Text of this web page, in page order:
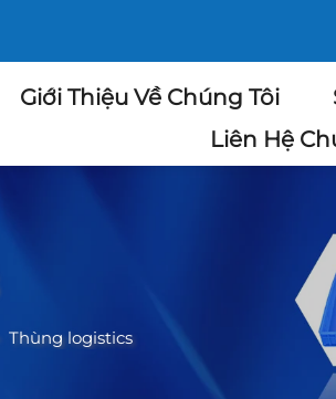
Giới Thiệu Về Chúng Tôi
Liên Hệ
Thùng logistics